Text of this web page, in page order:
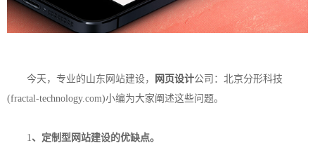
今天，专业的山东网站建设， 网页设计公司：北京分形科技
(fractal-technology.com)小编为大家阐述这些问题。
1、定制型网站建设的优缺点。